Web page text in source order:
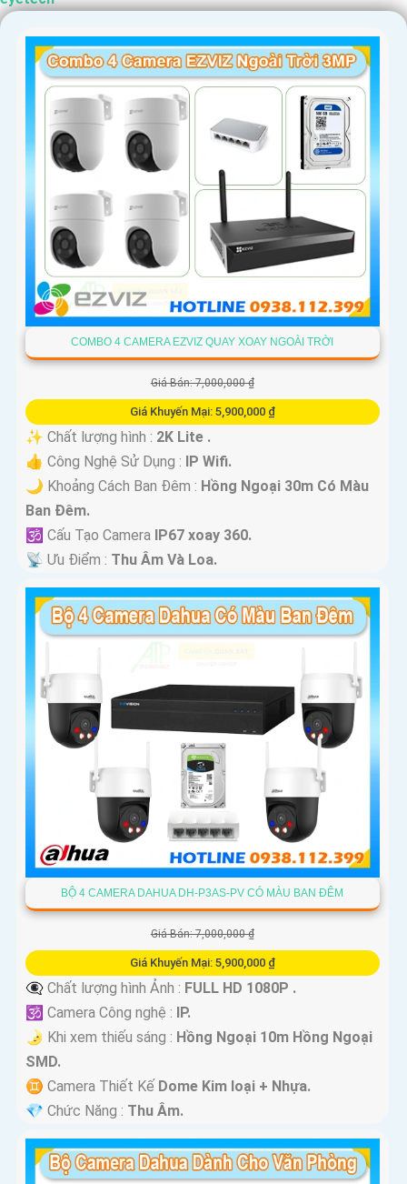
sản phẩm phù hợp.
COMBO 4 CAMERA EZVIZ QUAY XOAY NGOÀI TRỜI
Giá Bán: 7,000,000 ₫
Giá Khuyến Mại: 5,900,000 ₫
✨ Chất lượng hình : 2K Lite .
👍 Công Nghệ Sử Dụng : IP Wifi.
🌙 Khoảng Cách Ban Đêm : Hồng Ngoại 30m Có Màu
Ban Ðêm.
🕉️ Cấu Tạo Camera IP67 xoay 360.
️📡 Ưu Điểm : Thu Âm Và Loa.
BỘ 4 CAMERA DAHUA DH-P3AS-PV CÓ MÀU BAN ĐÊM
Giá Bán: 7,000,000 ₫
Giá Khuyến Mại: 5,900,000 ₫
👁️‍🗨 Chất lượng hình Ảnh : FULL HD 1080P .
🕉️ Camera Công nghệ : IP.
🌛 Khi xem thiếu sáng : Hồng Ngoại 10m Hồng Ngoại
SMD.
♊ Camera Thiết Kế Dome Kim loại + Nhựa.
️💎 Chức Năng : Thu Âm.